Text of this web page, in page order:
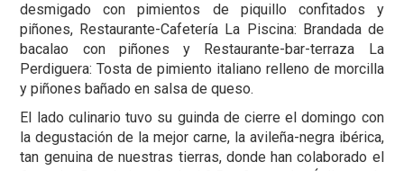
desmigado con pimientos de piquillo confitados y
piñones, Restaurante-Cafetería La Piscina: Brandada de
bacalao con piñones y Restaurante-bar-terraza La
Perdiguera: Tosta de pimiento italiano relleno de morcilla
y piñones bañado en salsa de queso.
El lado culinario tuvo su guinda de cierre el domingo con
la degustación de la mejor carne, la avileña-negra ibérica,
tan genuina de nuestras tierras, donde han colaborado el